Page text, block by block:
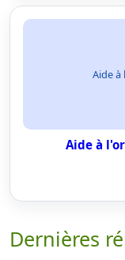
Aide à
Aide à
Dernières